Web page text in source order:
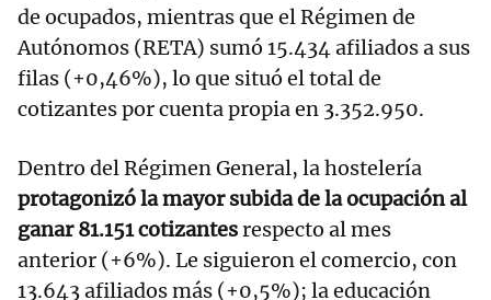
de ocupados, mientras que el Régimen de
Autónomos (RETA) sumó 15.434 afiliados a sus
filas (+0,46%), lo que situó el total de
cotizantes por cuenta propia en 3.352.950.
Dentro del Régimen General, la hostelería
protagonizó la mayor subida de la ocupación al
ganar 81.151 cotizantesrespecto al mes
anterior (+6%). Le siguieron el comercio, con
13.643 afiliados más (+0,5%); la educación